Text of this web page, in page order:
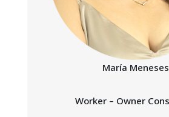
María Meneses
Worker – Owner